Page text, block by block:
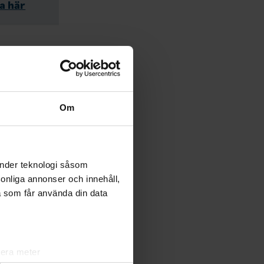
Om
teknologi såsom
annonser och innehåll,
får använda din data
meter
här